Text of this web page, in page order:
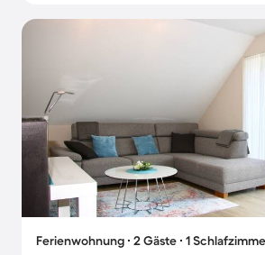
Ferienwohnung ∙ 2 Gäste ∙ 1